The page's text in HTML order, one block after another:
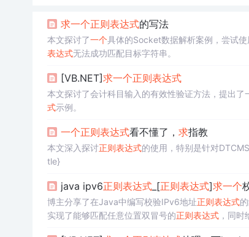
求一个正则表达式的写法
本文探讨了一个具体的Socket数据解析案例，尝试
表达式无法成功匹配目标字符串。
[VB.NET]求一个正则表达式
本文探讨了会计科目输入的有效性验证方法，提出了
式示例。
一个正则表达式看不懂了， 求指教
本文深入探讨正则表达式的使用，特别是针对
tle}
java ipv6正则表达式_[正则表达式]求一个
博主分享了在Java中编写校验IPv6地址正则表达式
实现了能够匹配任意位置双冒号的正则表达式，同时